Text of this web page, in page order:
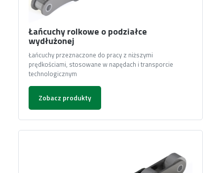
Łańcuchy rolkowe o podziałce
wydłużonej
Łańcuchy przeznaczone do pracy z niższymi
prędkościami, stosowane w napędach i transporcie
technologicznym
Zobacz produkty